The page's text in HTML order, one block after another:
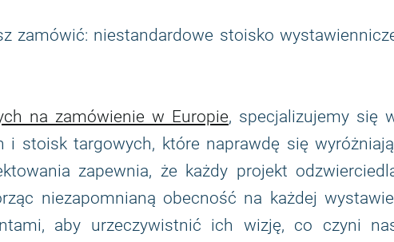
zamówić: niestandardowe stoisko
na zamówienie w Europie, specjalizujemy się
stoisk targowych, które naprawdę się
zapewnia, że każdy projekt
niezapomnianą obecność na każdej
aby urzeczywistnić ich wizję, co czyni